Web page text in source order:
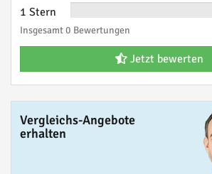
1 Stern
Insgesamt 0 Bewertungen
Jetzt bewerten
Vergleichs-Angebote
erhalten